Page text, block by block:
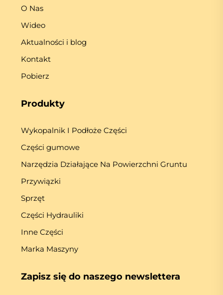
O Nas
Wideo
Aktualności i blog
Kontakt
Pobierz
Produkty
Wykopalnik I Podłoże Części
Części gumowe
Narzędzia Działające Na Powierzchni Gruntu
Przywiązki
Sprzęt
Części Hydrauliki
Inne Części
Marka Maszyny
Zapisz się do naszego newslettera